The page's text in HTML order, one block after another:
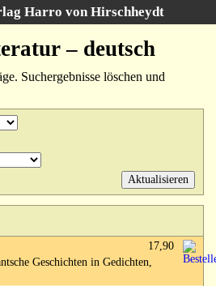
Harro von Hirschheydt
– deutsch
Suchergebnisse löschen und
Geschichten in Gedichten,
17,90